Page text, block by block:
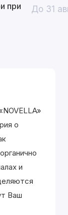
при
До 31
о
и
Ваш